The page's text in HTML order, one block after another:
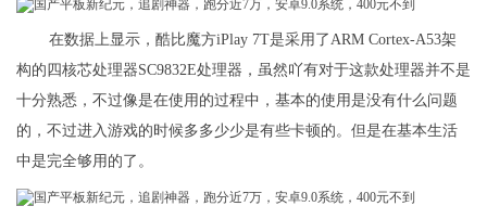
在数据上显示，酷比魔方iPlay 7T是采用了ARM Cortex-A53架
构的四核芯处理器SC9832E处理器，虽然吖有对于这款处理器并不是
十分熟悉，不过像是在使用的过程中，基本的使用是没有什么问题
的，不过进入游戏的时候多多少少是有些卡顿的。但是在基本生活
中是完全够用的了。